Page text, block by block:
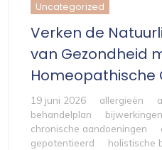
Uncategorized
Verken de
van Gezondheid
Homeopathische
19 juni 2026 allergieën
behandelplan
chronische aandoeningen
gepotentieerd
holistische